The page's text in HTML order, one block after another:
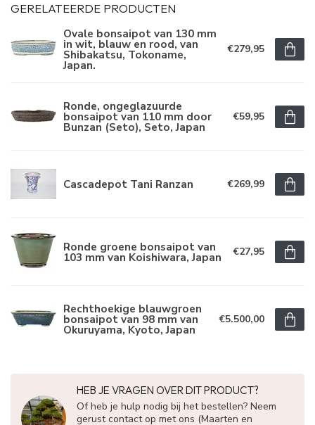
GERELATEERDE PRODUCTEN
Ovale bonsaipot van 130 mm
in wit, blauw en rood, van
Shibakatsu, Tokoname,
Japan.
€279,95
Ronde, ongeglazuurde
bonsaipot van 110 mm door
Bunzan (Seto), Seto, Japan
€59,95
Cascadepot Tani Ranzan €269,99
Ronde groene bonsaipot van
103 mm van Koishiwara, Japan €27,95
Rechthoekige blauwgroen
bonsaipot van 98 mm van
Okuruyama, Kyoto, Japan
€5.500,00
HEB JE VRAGEN OVER DIT PRODUCT?
Of heb je hulp nodig bij het bestellen? Neem
gerust contact op met ons (Maarten en